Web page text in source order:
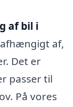
af bil i
af,
Det er
passer til
På vores